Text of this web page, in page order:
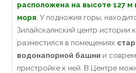
расположена на высоте 127 м
моря. У подножия горы,
Зилайскалнский центр истории
разместился в помещениях
водонапорной башни и
пристройке к ней. В Центре